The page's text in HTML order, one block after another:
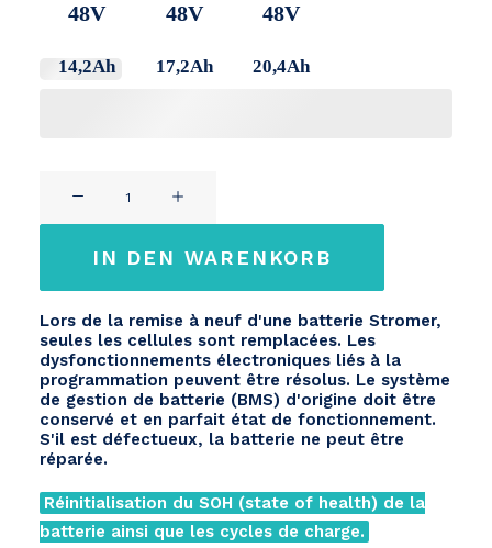
48V
14,2Ah
48V
17,2Ah
48V
20,4Ah
de
fixation
Menge
IN DEN WARENKORB
Lors de la remise à neuf d'une batterie Stromer,
seules les cellules sont remplacées. Les
dysfonctionnements électroniques liés à la
programmation peuvent être résolus. Le système
de gestion de batterie (BMS) d'origine doit être
conservé et en parfait état de fonctionnement.
S'il est défectueux, la batterie ne peut être
réparée.
Réinitialisation du SOH (state of health) de la
batterie ainsi que les cycles de charge.